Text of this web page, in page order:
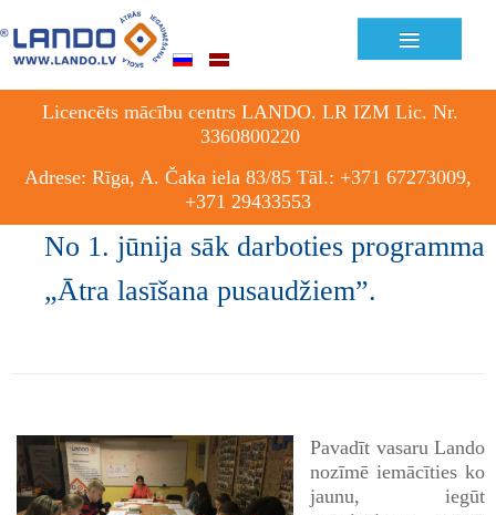
≡
Licencēts mācību centrs LANDO. LR IZM Lic. Nr.
3360800220
Adrese: Rīga, A. Čaka iela 83/85 Tāl.: +371 67273009,
+371 29433553
No 1. jūnija sāk darboties programma
„Ātra lasīšana pusaudžiem”.
Pavadīt vasaru Lando
nozīmē iemācīties ko
jaunu, iegūt
Year
Month